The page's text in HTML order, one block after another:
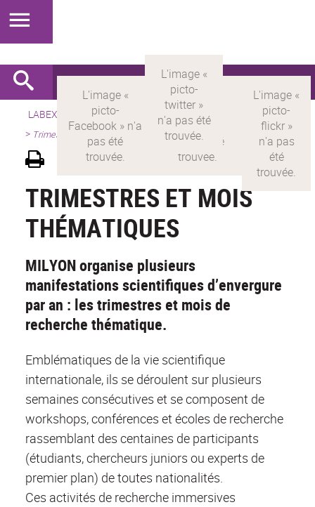
LABEX > LABEX MILYON Version française
Présentation
> Trimestres et mois thématiques
TRIMESTRES ET MOIS
THÉMATIQUES
MILYON organise plusieurs
manifestations scientifiques d’envergure
par an : les trimestres et mois de
recherche thématique.
Emblématiques de la vie scientifique
internationale, ils se déroulent sur plusieurs
semaines consécutives et se composent de
workshops, conférences et écoles de recherche
rassemblant des centaines de participants
(étudiants, chercheurs juniors ou experts de
premier plan) de toutes nationalités.
Ces activités de recherche immersives